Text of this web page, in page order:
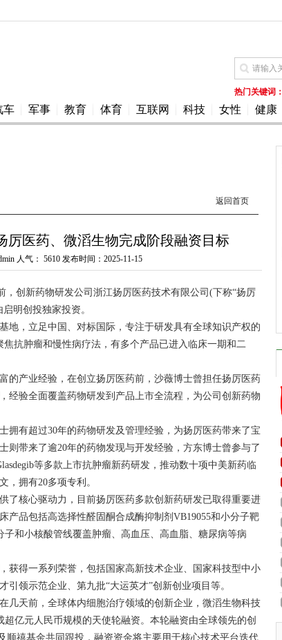
热门关键词：
车 军事 教育 体育 互联网 科技 女性 健康
返回首页
厉医药、微滔生物完成阶段融资目标
人气： 5610 发布时间：2025-11-15
创新药物研发公司浙江扬厉医药技术有限公司(下称“扬厉
明创投独家投资。
，立足中国、对标国际，专注于研发具有全球知识产权的
抗肿瘤和慢性病疗法，有多个产品已进入临床一期和二
产业经验，在创立扬厉医药前，沙薇博士曾担任扬厉医药
经验全面覆盖药物研发到产品上市全流程，为公司创新药物
有超过30年的药物研发及管理经验，为扬厉医药带来了宝
则带来了逾20年的药物发现与开发经验，方东博士曾参与了
等多款上市抗肿瘤新药研发，推动数十项中美新药临
，拥有20多项专利。
核心驱动力，目前扬厉医药多款创新药研发已取得重要进
产品包括高选择性醛固酮合成酶抑制剂VB19055和小分子靶
和小核酸管线覆盖肿瘤、高血压、高血脂、糖尿病等病
得一系列荣誉，包括国家高新技术企业、国家科技型中小
引领示范企业、第九批“大运英才”创新创业项目等。
天前，全球体内细胞治疗领域的创新企业，微滔生物科技
亿元人民币规模的天使轮融资。本轮融资由全球领先的创
顺禧基金共同跟投，融资资金将主要用于核心技术平台迭代